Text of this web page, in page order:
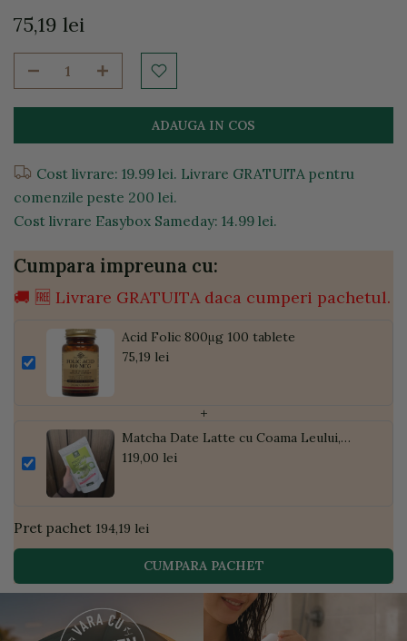
75,19 lei
ADAUGA IN COS
Cost livrare: 19.99 lei. Livrare GRATUITA pentru
comenzile peste 200 lei.
Cost livrare Easybox Sameday: 14.99 lei.
Cumpara impreuna cu:
🚚 🆓 Livrare GRATUITA daca cumperi pachetul.
Acid Folic 800μg 100 tablete
75,19 lei
+
Matcha Date Latte cu Coama Leului,
Pudră de Curmale și Ghimbir, ECO, 300g
119,00 lei
Pret pachet 194,19 lei
CUMPARA PACHET